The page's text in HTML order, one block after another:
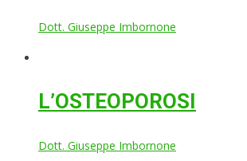
Dott. Giuseppe Imbornone
L’OSTEOPOROSI
Dott. Giuseppe Imbornone